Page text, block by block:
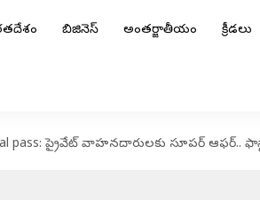
బిజినెస్ అంతర్జాతీయం క్రీడలు
pass: ప్రైవేట్ వాహనదారులకు సూపర్